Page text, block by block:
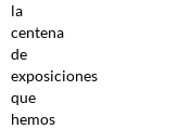
la
centena
de
exposiciones
que
hemos